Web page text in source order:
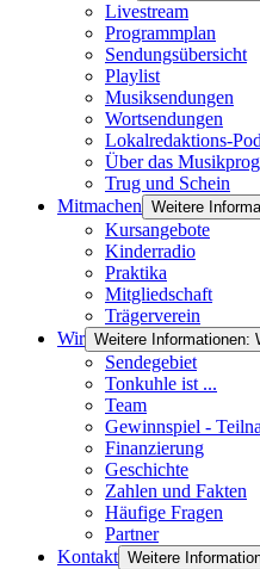
Livestream
Programmplan
Sendungsübersicht
Playlist
Musiksendungen
Wortsendungen
Lokalredaktions-
Über das
Trug und Schein
Mitmachen Weitere
Kursangebote
Kinderradio
Praktika
Mitgliedschaft
Trägerverein
Wir Weitere Informationen:
Sendegebiet
Tonkuhle ist ...
Team
Gewinnspiel -
Finanzierung
Geschichte
Zahlen und Fakten
Häufige Fragen
Partner
Kontakt Weitere